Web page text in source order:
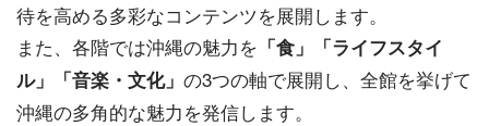
待を高める多彩なコンテンツを展開します。
また、各階では沖縄の魅力を 「食」「ライフスタイ
ル」「音楽・文化」 の3つの軸で展開し、全館を挙げて
沖縄の多角的な魅力を発信します。